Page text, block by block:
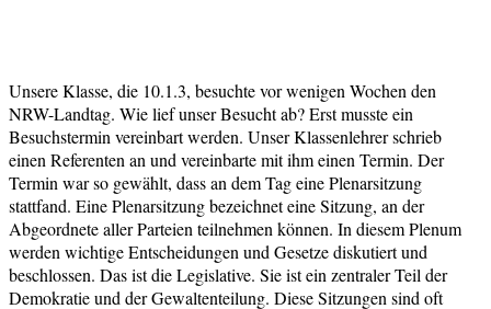
Unsere Klasse, die 10.1.3, besuchte vor wenigen Wochen den
NRW-Landtag. Wie lief unser Besucht ab? Erst musste ein
Besuchstermin vereinbart werden. Unser Klassenlehrer schrieb
einen Referenten an und vereinbarte mit ihm einen Termin. Der
Termin war so gewählt, dass an dem Tag eine Plenarsitzung
stattfand. Eine Plenarsitzung bezeichnet eine Sitzung, an der
Abgeordnete aller Parteien teilnehmen können. In diesem Plenum
werden wichtige Entscheidungen und Gesetze diskutiert und
beschlossen. Das ist die Legislative. Sie ist ein zentraler Teil der
Demokratie und der Gewaltenteilung. Diese Sitzungen sind oft